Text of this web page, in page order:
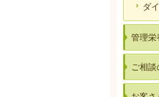
ダ
管理栄
ご相談